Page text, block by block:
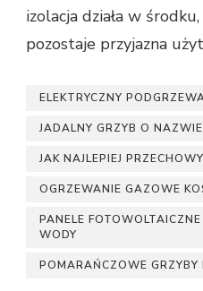
izolacja działa w
pozostaje przyjazna
ELEKTRYCZNY
JADALNY GRZYB O
JAK NAJLEPIEJ
OGRZEWANIE GAZOWE
PANELE
WODY
POMARAŃCZOWE GRZYBY